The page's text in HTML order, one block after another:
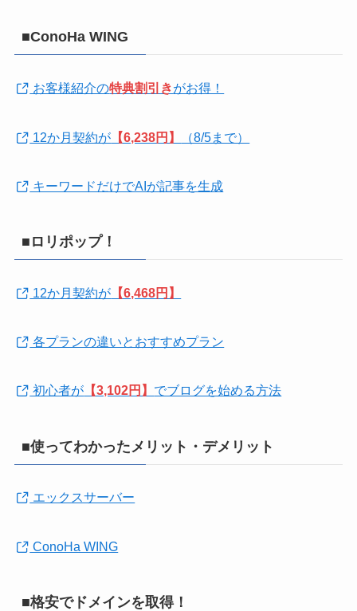
■ConoHa WING
お客様紹介の特典割引きがお得！
12か月契約が 【6,238円】 （8/5まで）
キーワードだけでAIが記事を生成
■ロリポップ！
12か月契約が 【6,468円】
各プランの違いとおすすめプラン
初心者が 【3,102円】 でブログを始める方法
■使ってわかったメリット・デメリット
エックスサーバー
ConoHa WING
■格安でドメインを取得！